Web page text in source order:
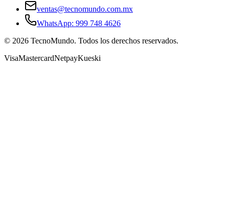
ventas@tecnomundo.com.mx
WhatsApp: 999 748 4626
© 2026 TecnoMundo. Todos los derechos reservados.
VisaMastercardNetpayKueski